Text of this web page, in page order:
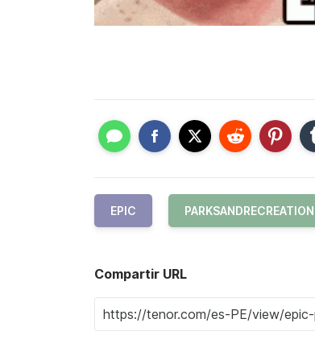
EPIC PARKSANDRECREATION
Compartir URL